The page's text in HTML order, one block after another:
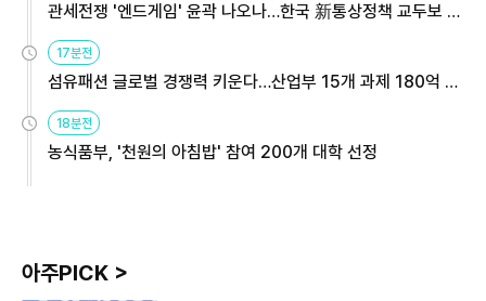
관세전쟁 '엔드게임' 윤곽 나오나…한국 新통상정책 교두보 활
용해야
17분전
섬유패션 글로벌 경쟁력 키운다…산업부 15개 과제 180억 지
원
18분전
농식품부, '천원의 아침밥' 참여 200개 대학 선정
아주PICK >